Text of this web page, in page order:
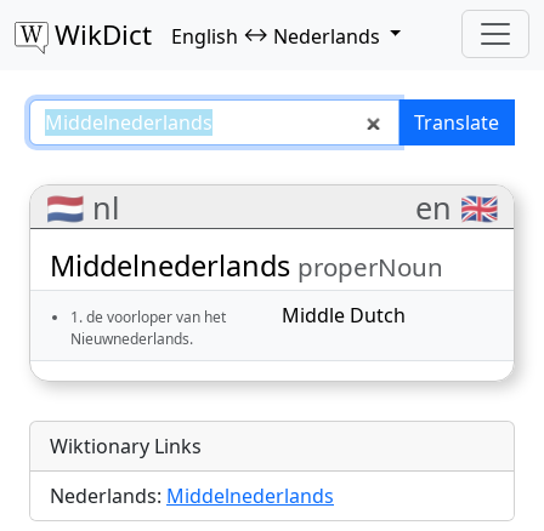
WikDict English ↔ Nederlands
Middelnederlands – Translate
🇳🇱 nl en 🇬🇧
Middelnederlands properNoun
1. de voorloper van het
Nieuwnederlands.
Middle Dutch
Wiktionary Links
Nederlands: Middelnederlands